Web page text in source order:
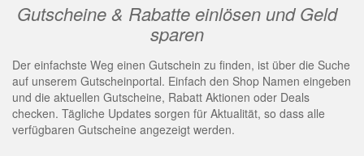
Gutscheine & Rabatte einlösen und Geld
sparen
Der einfachste Weg einen Gutschein zu finden, ist über die Suche
auf unserem Gutscheinportal. Einfach den Shop Namen eingeben
und die aktuellen Gutscheine, Rabatt Aktionen oder Deals
checken. Tägliche Updates sorgen für Aktualität, so dass alle
verfügbaren Gutscheine angezeigt werden.